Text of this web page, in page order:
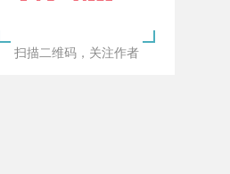
扫描二维码，关注作者